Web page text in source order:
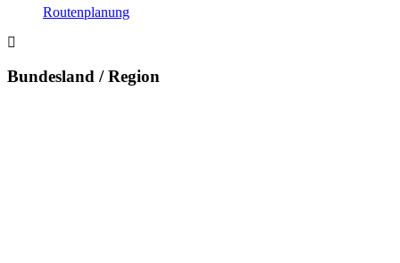
Routenplanung
Bundesland / Region